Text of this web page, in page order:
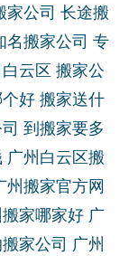
家公司 长途搬
名搬家公司 专
云区 搬家公
好 搬家送什
到搬家要多
广州白云区搬
州搬家官方网
家哪家好 广
家公司 广州